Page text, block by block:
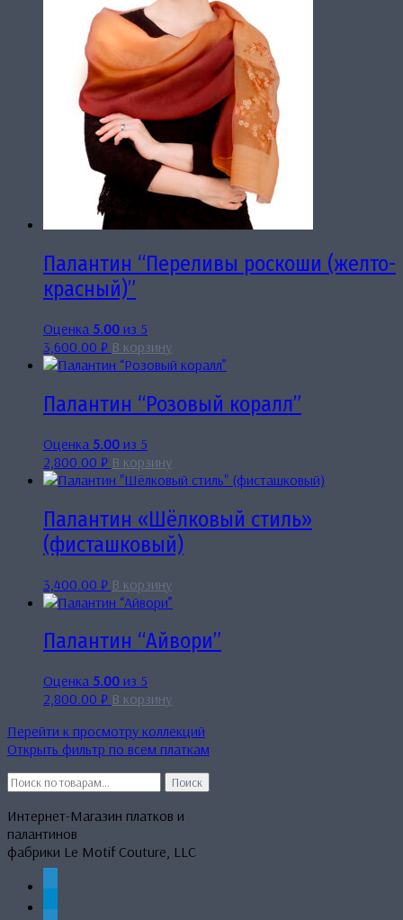
Палантин “Переливы роскоши (желто-
красный)”
Оценка 5.00 из 5
3,600.00 ₽ В корзину
Палантин “Розовый коралл”
Оценка 5.00 из 5
2,800.00 ₽ В корзину
Палантин «Шёлковый стиль»
(фисташковый)
3,400.00 ₽ В корзину
Палантин “Айвори”
Оценка 5.00 из 5
2,800.00 ₽ В корзину
Перейти к просмотру коллекций
Открыть фильтр по всем платкам
Искать:
Поиск
Интернет-Магазин платков и
палантинов
фабрики Le Motif Couture, LLC